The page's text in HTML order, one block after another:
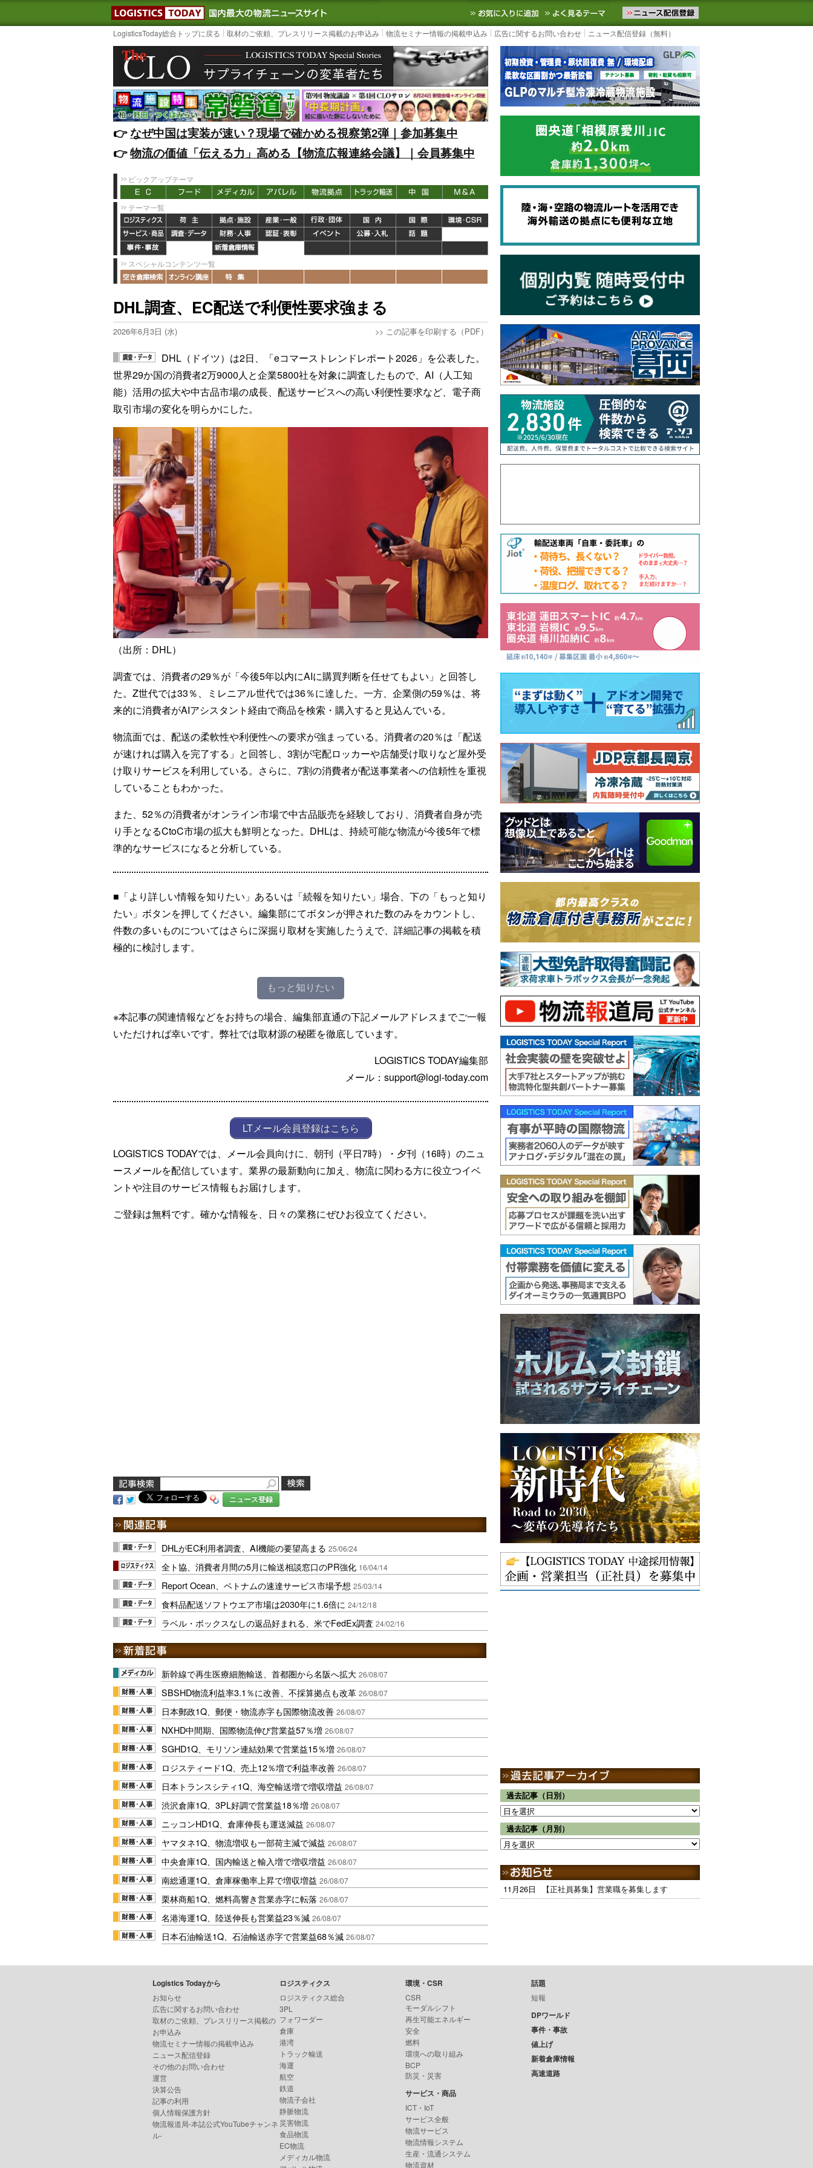
LOGISTICS TODAY｜国内最大の物流ニュースサイト3PL, SCMなど国内外の最新の物流ニュースをお届けします。物流ニュースメール配信を登録す
お気に入りに追加 よく見るテーマ
LogisticsToday総合トップに戻る 取材のご依頼、プレスリリース掲載のお申込み 物流セミナー情報の掲載申込み 広告に関するお問い合わせ ニュース配信登録（無料）
👉️なぜ中国は実装が速い？現場で確かめる視察第2弾｜参加募集中
👉️物流の価値「伝える力」高める【物流広報連絡会議】｜会員募集中
ピックアップテーマ
テーマ一覧
スペシャルコンテンツ一覧
DHL調査、EC配送で利便性要求強まる
2026年6月3日 (水) >> この記事を印刷する（PDF）
DHL（ドイツ）は2日、「eコマーストレンドレポート2026」を公表した。
世界29か国の消費者2万9000人と企業5800社を対象に調査したもので、AI（人工知
能）活用の拡大や中古品市場の成長、配送サービスへの高い利便性要求など、電子商
取引市場の変化を明らかにした。
（出所：DHL）
調査では、消費者の29％が「今後5年以内にAIに購買判断を任せてもよい」と回答し
た。Z世代では33％、ミレニアル世代では36％に達した。一方、企業側の59％は、将
来的に消費者がAIアシスタント経由で商品を検索・購入すると見込んでいる。
物流面では、配送の柔軟性や利便性への要求が強まっている。消費者の20％は「配送
が速ければ購入を完了する」と回答し、3割が宅配ロッカーや店舗受け取りなど屋外受
け取りサービスを利用している。さらに、7割の消費者が配送事業者への信頼性を重視
していることもわかった。
また、52％の消費者がオンライン市場で中古品販売を経験しており、消費者自身が売
り手となるCtoC市場の拡大も鮮明となった。DHLは、持続可能な物流が今後5年で標
準的なサービスになると分析している。
■「より詳しい情報を知りたい」あるいは「続報を知りたい」場合、下の「もっと知り
たい」ボタンを押してください。編集部にてボタンが押された数のみをカウントし、
件数の多いものについてはさらに深掘り取材を実施したうえで、詳細記事の掲載を積
極的に検討します。
もっと知りたい
※本記事の関連情報などをお持ちの場合、編集部直通の下記メールアドレスまでご一報
いただければ幸いです。弊社では取材源の秘匿を徹底しています。
LOGISTICS TODAY編集部
メール：support@logi-today.com
LTメール会員登録はこちら
LOGISTICS TODAYでは、メール会員向けに、朝刊（平日7時）・夕刊（16時）のニュ
ースメールを配信しています。業界の最新動向に加え、物流に関わる方に役立つイベ
ントや注目のサービス情報もお届けします。
ご登録は無料です。確かな情報を、日々の業務にぜひお役立てください。
ニュース登録
DHLがEC利用者調査、AI機能の要望高まる 25/06/24
全ト協、消費者月間の5月に輸送相談窓口のPR強化 16/04/14
Report Ocean、ベトナムの速達サービス市場予想 25/03/14
食料品配送ソフトウエア市場は2030年に1.6倍に 24/12/18
ラベル・ボックスなしの返品好まれる、米でFedEx調査 24/02/16
新幹線で再生医療細胞輸送、首都圏から名阪へ拡大 26/08/07
SBSHD物流利益率3.1％に改善、不採算拠点も改革 26/08/07
日本郵政1Q、郵便・物流赤字も国際物流改善 26/08/07
NXHD中間期、国際物流伸び営業益57％増 26/08/07
SGHD1Q、モリソン連結効果で営業益15％増 26/08/07
ロジスティード1Q、売上12％増で利益率改善 26/08/07
日本トランスシティ1Q、海空輸送増で増収増益 26/08/07
渋沢倉庫1Q、3PL好調で営業益18％増 26/08/07
ニッコンHD1Q、倉庫伸長も運送減益 26/08/07
ヤマタネ1Q、物流増収も一部荷主減で減益 26/08/07
中央倉庫1Q、国内輸送と輸入増で増収増益 26/08/07
南総通運1Q、倉庫稼働率上昇で増収増益 26/08/07
栗林商船1Q、燃料高響き営業赤字に転落 26/08/07
名港海運1Q、陸送伸長も営業益23％減 26/08/07
日本石油輸送1Q、石油輸送赤字で営業益68％減 26/08/07
過去記事（日別）
過去記事（月別）
11月26日 【正社員募集】営業職を募集します
Logistics Todayから
お知らせ
広告に関するお問い合わせ
取材のご依頼、プレスリリース掲載の
お申込み
物流セミナー情報の掲載申込み
ニュース配信登録
その他のお問い合わせ
運営
決算公告
記事の利用
個人情報保護方針
物流報道局-本誌公式YouTubeチャンネ
ル-
ロジスティクス
ロジスティクス総合
3PL
フォワーダー
倉庫
港湾
トラック輸送
海運
航空
鉄道
物流子会社
静脈物流
災害物流
食品物流
EC物流
メディカル物流
環境・CSR
CSR
モーダルシフト
再生可能エネルギー
安全
燃料
環境への取り組み
BCP
防災・災害
サービス・商品
ICT・IoT
サービス全般
物流サービス
物流情報システム
生産・流通システム
物流資材
話題
短報
DPワールド
事件・事故
値上げ
新着倉庫情報
高速道路